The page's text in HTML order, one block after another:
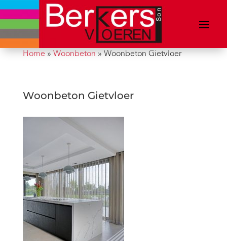
Home» Woonbeton » Woonbeton Gietvloer
Woonbeton Gietvloer